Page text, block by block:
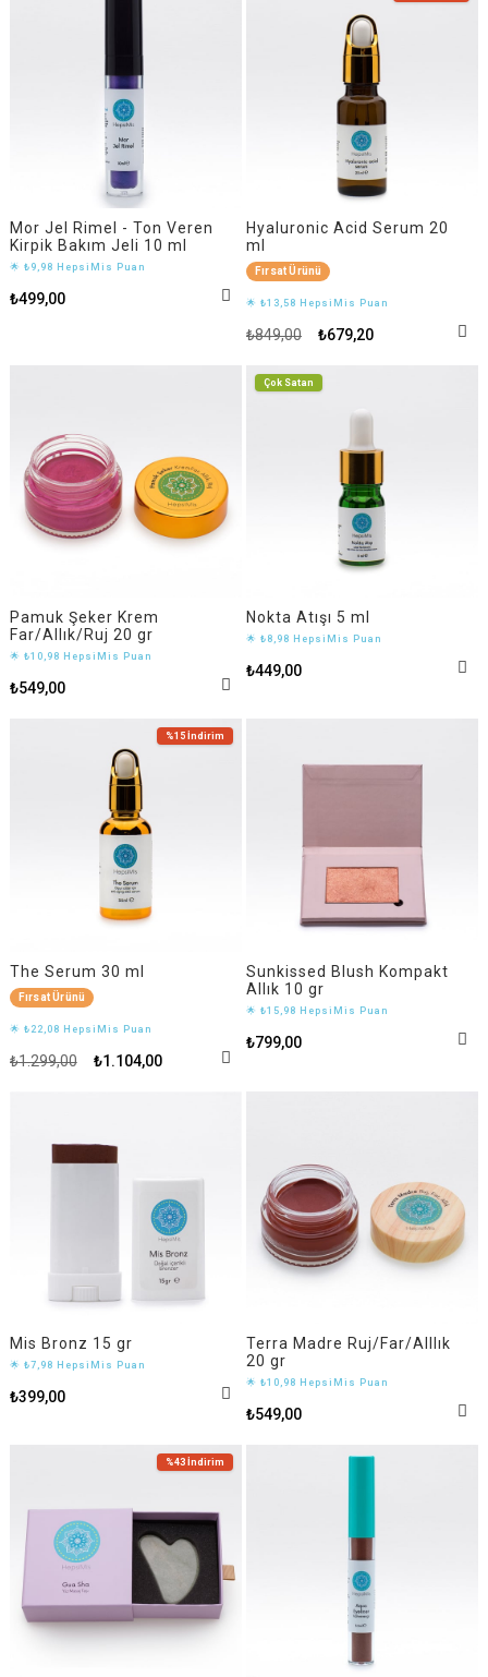
Mor Jel Rimel - Ton Veren
Kirpik Bakım Jeli 10 ml
🌟 ₺9,98 HepsiMis Puan
₺499,00
Hyaluronic Acid Serum 20
ml
Fırsat Ürünü
🌟 ₺13,58 HepsiMis Puan
₺679,20
₺849,00
Pamuk Şeker Krem
Far/Allık/Ruj 20 gr
🌟 ₺10,98 HepsiMis Puan
₺549,00
Nokta Atışı 5 ml
🌟 ₺8,98 HepsiMis Puan
₺449,00
Çok Satan
The Serum 30 ml
Fırsat Ürünü
🌟 ₺22,08 HepsiMis Puan
₺1.104,00
₺1.299,00
%15 İndirim
Sunkissed Blush Kompakt
Allık 10 gr
🌟 ₺15,98 HepsiMis Puan
₺799,00
Mis Bronz 15 gr
🌟 ₺7,98 HepsiMis Puan
₺399,00
Terra Madre Ruj/Far/Alllık
20 gr
🌟 ₺10,98 HepsiMis Puan
₺549,00
%43 İndirim